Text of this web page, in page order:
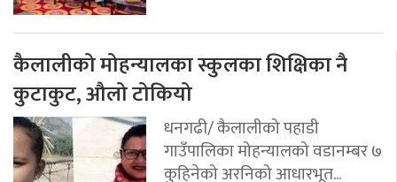
कैलालीको मोहन्यालका स्कुलका शिक्षिका नै
कुटाकुट, औलो टोकियो
धनगढी/ कैलालीको पहाडी
गाउँपालिका मोहन्यालको वडानम्बर ७
कुहिनेको अरनिको आधारभूत...